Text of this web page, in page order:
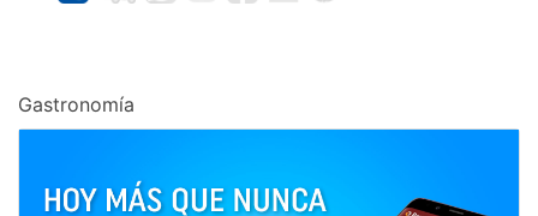
Gastronomía